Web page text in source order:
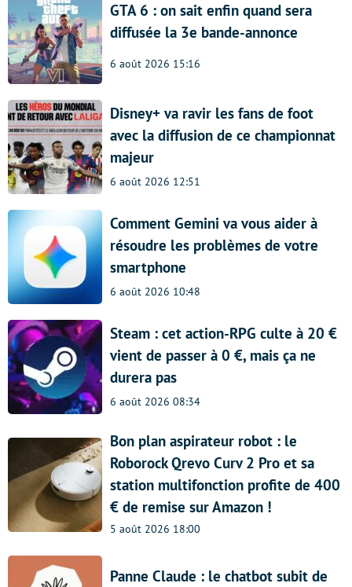
GTA 6 : on sait enfin quand sera
diffusée la 3e bande-annonce
6 août 2026 15:16
Disney+ va ravir les fans de foot
avec la diffusion de ce championnat
majeur
6 août 2026 12:51
Comment Gemini va vous aider à
résoudre les problèmes de votre
smartphone
6 août 2026 10:48
Steam : cet action-RPG culte à 20 €
vient de passer à 0 €, mais ça ne
durera pas
6 août 2026 08:34
Bon plan aspirateur robot : le
Roborock Qrevo Curv 2 Pro et sa
station multifonction profite de 400
€ de remise sur Amazon !
5 août 2026 18:00
Panne Claude : le chatbot subit de